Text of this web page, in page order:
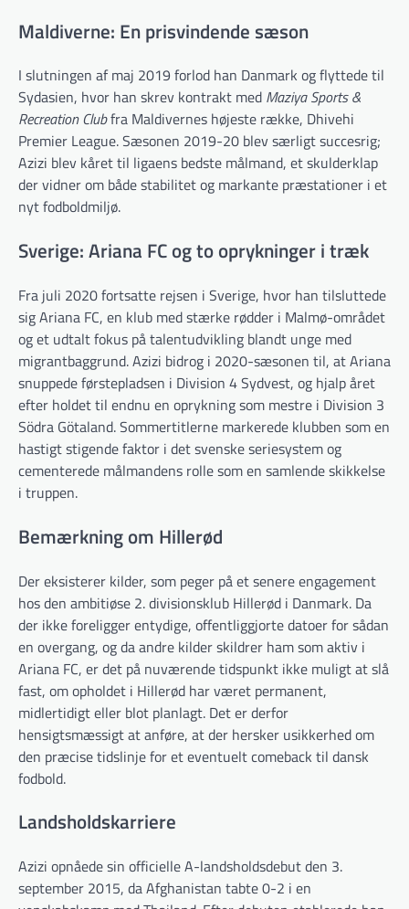
Maldiverne: En prisvindende sæson
I slutningen af maj 2019 forlod han Danmark og flyttede til
Sydasien, hvor han skrev kontrakt med Maziya Sports &
Recreation Clubfra Maldivernes højeste række, Dhivehi
Premier League. Sæsonen 2019-20 blev særligt succesrig;
Azizi blev kåret til ligaens bedste målmand, et skulderklap
der vidner om både stabilitet og markante præstationer i et
nyt fodboldmiljø.
Sverige: Ariana FC og to oprykninger i træk
Fra juli 2020 fortsatte rejsen i Sverige, hvor han tilsluttede
sig Ariana FC, en klub med stærke rødder i Malmø-området
og et udtalt fokus på talentudvikling blandt unge med
migrantbaggrund. Azizi bidrog i 2020-sæsonen til, at Ariana
snuppede førstepladsen i Division 4 Sydvest, og hjalp året
efter holdet til endnu en oprykning som mestre i Division 3
Södra Götaland. Sommertitlerne markerede klubben som en
hastigt stigende faktor i det svenske seriesystem og
cementerede målmandens rolle som en samlende skikkelse
i truppen.
Bemærkning om Hillerød
Der eksisterer kilder, som peger på et senere engagement
hos den ambitiøse 2. divisionsklub Hillerød i Danmark. Da
der ikke foreligger entydige, offentliggjorte datoer for sådan
en overgang, og da andre kilder skildrer ham som aktiv i
Ariana FC, er det på nuværende tidspunkt ikke muligt at slå
fast, om opholdet i Hillerød har været permanent,
midlertidigt eller blot planlagt. Det er derfor
hensigtsmæssigt at anføre, at der hersker usikkerhed om
den præcise tidslinje for et eventuelt comeback til dansk
fodbold.
Landsholdskarriere
Azizi opnåede sin officielle A-landsholdsdebut den 3.
september 2015, da Afghanistan tabte 0-2 i en